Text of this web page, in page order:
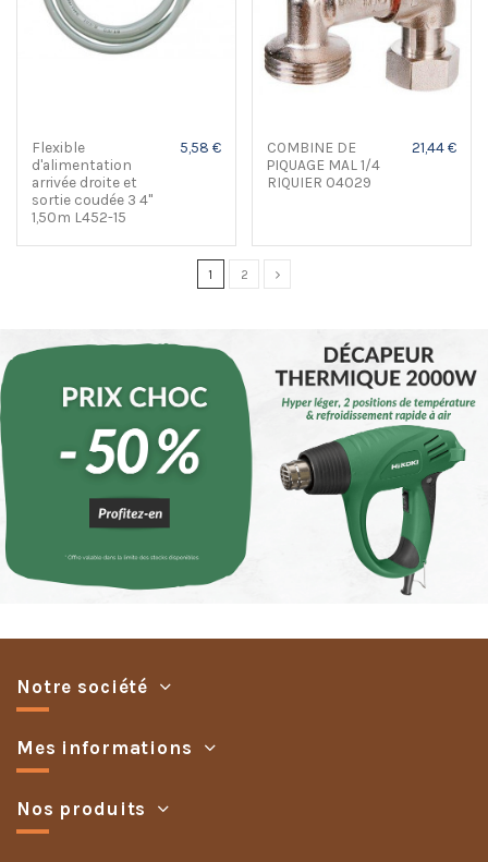
Flexible
d'alimentation
arrivée droite et
sortie coudée 3 4"
1,50m L452-15
5,58 €
COMBINE DE
PIQUAGE MAL 1/4
RIQUIER 04029
21,44 €
1 2
Notre société
Mes informations
Nos produits